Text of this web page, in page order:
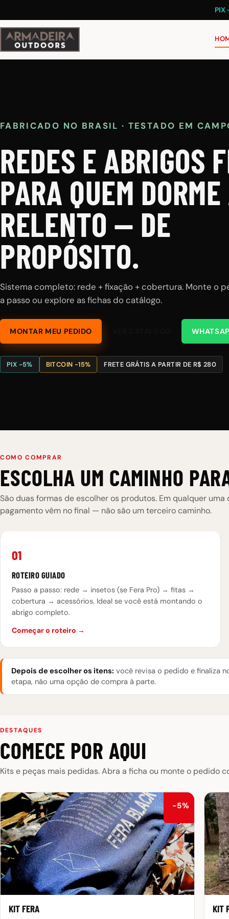
PIX
FABRICADO NO BRASIL · TESTADO EM
REDES E ABRIGOS
PARA QUEM DORME
RELENTO — DE
PROPÓSITO.
Sistema completo: rede + fixação + cobertura. Monte o
a passo ou explore as fichas do catálogo.
MONTAR MEU PEDIDO
PIX −5% BITCOIN −15% FRETE GRÁTIS A PARTIR DE R$ 280
COMO COMPRAR
ESCOLHA UM CAMINHO
São duas formas de escolher os produtos. Em qualquer uma
pagamento vêm no final — não são um terceiro caminho.
01
ROTEIRO GUIADO
Passo a passo: rede → insetos (se Fera Pro) → fitas →
cobertura → acessórios. Ideal se você está montando o
abrigo completo.
Começar o roteiro →
Depois de escolher os itens: você revisa o pedido e finaliza
etapa, não uma opção de compra à parte.
DESTAQUES
COMECE POR AQUI
Kits e peças mais pedidas. Abra a ficha ou monte o pedido
−5%
KIT FERA KIT